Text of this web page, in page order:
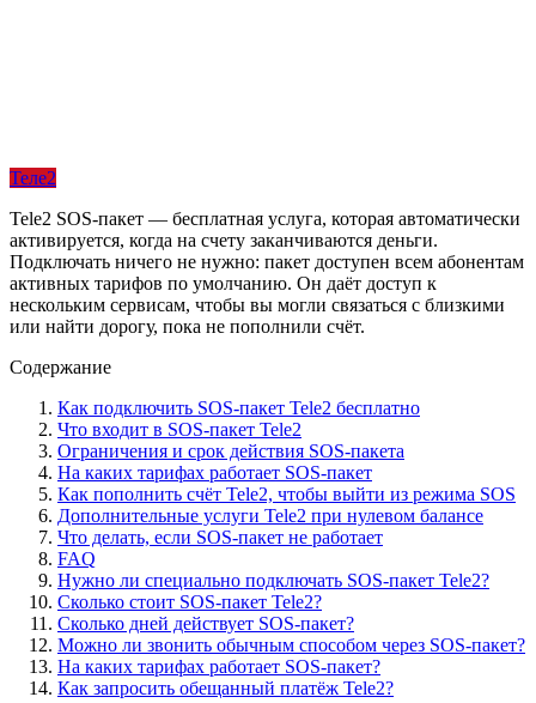
Теле2
Tele2 SOS-пакет — бесплатная услуга, которая автоматически
активируется, когда на счету заканчиваются деньги.
Подключать ничего не нужно: пакет доступен всем абонентам
активных тарифов по умолчанию. Он даёт доступ к
нескольким сервисам, чтобы вы могли связаться с близкими
или найти дорогу, пока не пополнили счёт.
Содержание
Как подключить SOS-пакет Tele2 бесплатно
Что входит в SOS-пакет Tele2
Ограничения и срок действия SOS-пакета
На каких тарифах работает SOS-пакет
Как пополнить счёт Tele2, чтобы выйти из режима SOS
Дополнительные услуги Tele2 при нулевом балансе
Что делать, если SOS-пакет не работает
FAQ
Нужно ли специально подключать SOS-пакет Tele2?
Сколько стоит SOS-пакет Tele2?
Сколько дней действует SOS-пакет?
Можно ли звонить обычным способом через SOS-пакет?
На каких тарифах работает SOS-пакет?
Как запросить обещанный платёж Tele2?